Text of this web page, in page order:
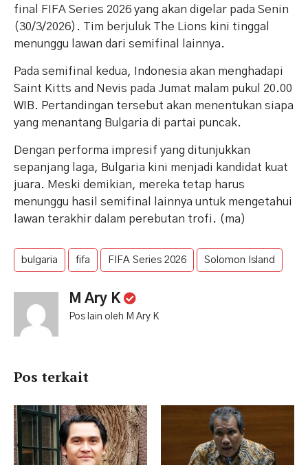
final FIFA Series 2026 yang akan digelar pada Senin
(30/3/2026). Tim berjuluk The Lions kini tinggal
menunggu lawan dari semifinal lainnya.
Pada semifinal kedua, Indonesia akan menghadapi
Saint Kitts and Nevis pada Jumat malam pukul 20.00
WIB. Pertandingan tersebut akan menentukan siapa
yang menantang Bulgaria di partai puncak.
Dengan performa impresif yang ditunjukkan
sepanjang laga, Bulgaria kini menjadi kandidat kuat
juara. Meski demikian, mereka tetap harus
menunggu hasil semifinal lainnya untuk mengetahui
lawan terakhir dalam perebutan trofi. (ma)
bulgaria fifa FIFA Series 2026 Solomon Island
M Ary K
Pos lain oleh M Ary K
Pos terkait